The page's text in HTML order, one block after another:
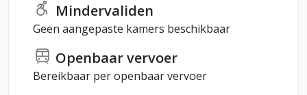
Mindervaliden
Geen aangepaste kamers beschikbaar
Openbaar vervoer
Bereikbaar per openbaar vervoer